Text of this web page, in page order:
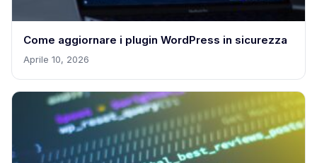
Come aggiornare i plugin WordPress in sicurezza
Aprile 10, 2026